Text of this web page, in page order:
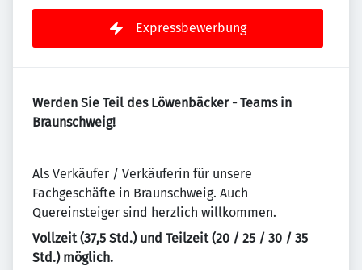
Expressbewerbung
Werden Sie Teil des Löwenbäcker - Teams in
Braunschweig!
Als Verkäufer / Verkäuferin für unsere
Fachgeschäfte in Braunschweig. Auch
Quereinsteiger sind herzlich willkommen.
Vollzeit (37,5 Std.) und Teilzeit (20 / 25 / 30 / 35
Std.) möglich.